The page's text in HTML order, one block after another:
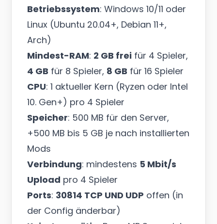
Betriebssystem: Windows 10/11 oder
Linux (Ubuntu 20.04+, Debian 11+,
Arch)
Mindest-RAM: 2 GB frei für 4 Spieler,
4 GB für 8 Spieler, 8 GB für 16 Spieler
CPU: 1 aktueller Kern (Ryzen oder Intel
10. Gen+) pro 4 Spieler
Speicher: 500 MB für den Server,
+500 MB bis 5 GB je nach installierten
Mods
Verbindung: mindestens 5 Mbit/s
Upload pro 4 Spieler
Ports: 30814 TCP UND UDP offen (in
der Config änderbar)